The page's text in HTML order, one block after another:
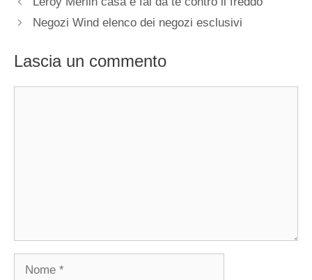
Negozi Wind elenco dei negozi esclusivi
Lascia un commento
Nome